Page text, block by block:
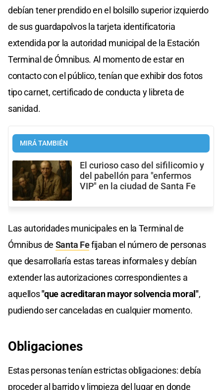
debían tener prendido en el bolsillo superior izquierdo
de sus guardapolvos la tarjeta identificatoria
extendida por la autoridad municipal de la Estación
Terminal de Ómnibus. Al momento de estar en
contacto con el público, tenían que exhibir dos fotos
tipo carnet, certificado de conducta y libreta de
sanidad.
MIRÁ TAMBIÉN
El curioso caso del sifilicomio y
del pabellón para "enfermos
VIP" en la ciudad de Santa Fe
Las autoridades municipales en la Terminal de
Ómnibus de Santa Fefijaban el número de personas
que desarrollaría estas tareas informales y debían
extender las autorizaciones correspondientes a
aquellos"que acreditaran mayor solvencia moral",
pudiendo ser canceladas en cualquier momento.
Obligaciones
Estas personas tenían estrictas obligaciones: debía
proceder al barrido y limpieza del lugar en donde